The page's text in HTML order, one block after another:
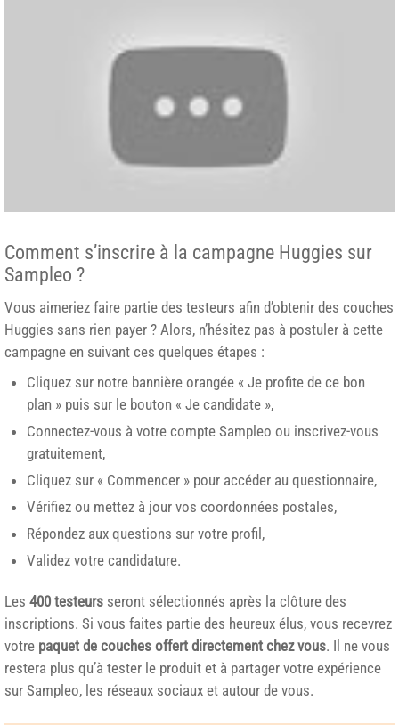
Comment s’inscrire à la campagne Huggies sur
Sampleo ?
Vous aimeriez faire partie des testeurs afin d’obtenir des couches
Huggies sans rien payer ? Alors, n’hésitez pas à postuler à cette
campagne en suivant ces quelques étapes :
Cliquez sur notre bannière orangée « Je profite de ce bon
plan » puis sur le bouton « Je candidate »,
Connectez-vous à votre compte Sampleo ou inscrivez-vous
gratuitement,
Cliquez sur « Commencer » pour accéder au questionnaire,
Vérifiez ou mettez à jour vos coordonnées postales,
Répondez aux questions sur votre profil,
Validez votre candidature.
Les 400 testeurs seront sélectionnés après la clôture des
inscriptions. Si vous faites partie des heureux élus, vous recevrez
votre paquet de couches offert directement chez vous. Il ne vous
restera plus qu’à tester le produit et à partager votre expérience
sur Sampleo, les réseaux sociaux et autour de vous.